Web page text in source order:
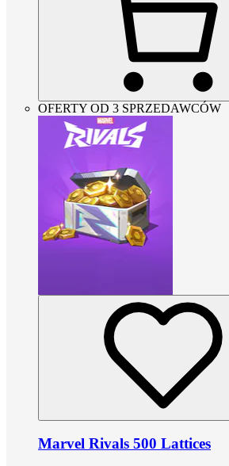
OFERTY OD 3 SPRZEDAWCÓW
Marvel Rivals 500 Lattices